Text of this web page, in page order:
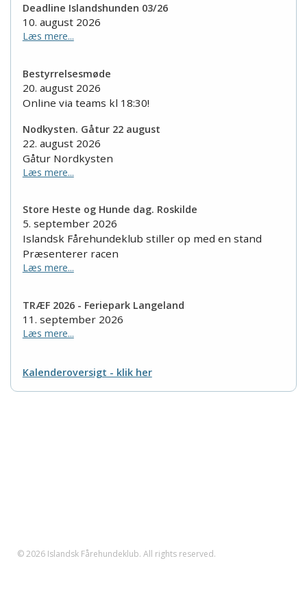
Deadline Islandshunden 03/26
10. august 2026
Læs mere...
Bestyrrelsesmøde
20. august 2026
Online via teams kl 18:30!
Nodkysten. Gåtur 22 august
22. august 2026
Gåtur Nordkysten
Læs mere...
Store Heste og Hunde dag. Roskilde
5. september 2026
Islandsk Fårehundeklub stiller op med en stand
Præsenterer racen
Læs mere...
TRÆF 2026 - Feriepark Langeland
11. september 2026
Læs mere...
Kalenderoversigt - klik her
© 2026 Islandsk Fårehundeklub. All rights reserved.